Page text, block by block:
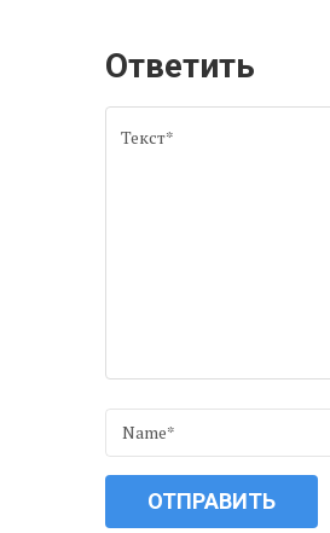
Ответить